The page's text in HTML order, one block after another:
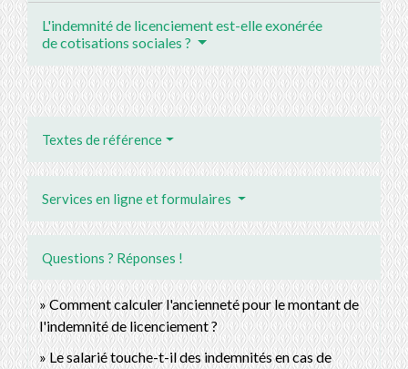
L'indemnité de licenciement est-elle exonérée
de cotisations sociales ?
Textes de référence
Services en ligne et formulaires
Questions ? Réponses !
Comment calculer l'ancienneté pour le montant de
l'indemnité de licenciement ?
Le salarié touche-t-il des indemnités en cas de